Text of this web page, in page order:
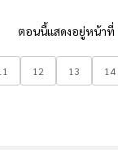
ตอนนี้แสดงอยู่หน้าที่
12 13 14